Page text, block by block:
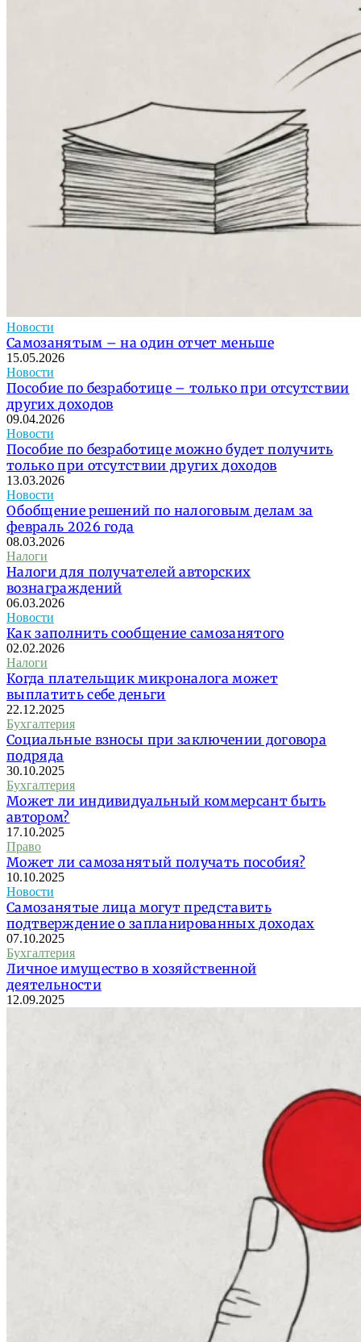
Новости
Cамозанятым – на один отчет меньше
15.05.2026
Новости
Пособие по безработице – только при отсутствии
других доходов
09.04.2026
Новости
Пособие по безработице можно будет получить
только при отсутствии других доходов
13.03.2026
Новости
Обобщение решений по налоговым делам за
февраль 2026 года
08.03.2026
Налоги
Налоги для получателей авторских
вознаграждений
06.03.2026
Новости
Как заполнить сообщение самозанятого
02.02.2026
Налоги
Когда плательщик микроналога может
выплатить себе деньги
22.12.2025
Бухгалтерия
Социальные взносы при заключении договора
подряда
30.10.2025
Бухгалтерия
Может ли индивидуальный коммерсант быть
автором?
17.10.2025
Право
Может ли самозанятый получать пособия?
10.10.2025
Новости
Самозанятые лица могут представить
подтверждение о запланированных доходах
07.10.2025
Бухгалтерия
Личное имущество в хозяйственной
деятельности
12.09.2025